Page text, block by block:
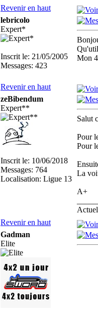
Revenir en haut
lebricolo
Expert*
Inscrit le: 21/05/2005
Messages: 423
Mon
Revenir en haut
zeBibendum
Expert**
Inscrit le: 10/06/2018
Messages: 764
Localisation: Ligue 13
Salut
Pour
Pour
La
A+
Revenir en haut
Gadman
Elite